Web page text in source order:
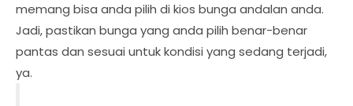
memang bisa anda pilih di kios bunga andalan anda.
Jadi, pastikan bunga yang anda pilih benar-benar
pantas dan sesuai untuk kondisi yang sedang terjadi,
ya.